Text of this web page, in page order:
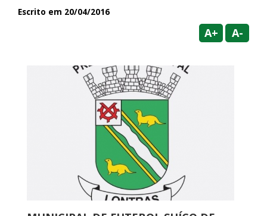
Escrito em 20/04/2016
A+ A-